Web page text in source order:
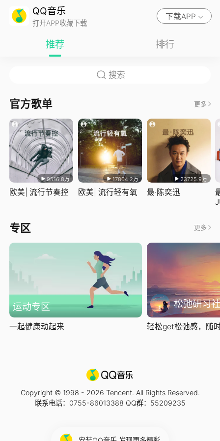
QQ音乐
打开APP收藏下载
下载APP
推荐 排行
官方歌单 更多
9516.8万
欧美| 流行节奏控
17804.2万
欧美| 流行轻有氧
23725.9万
最·陈奕迅
专区 更多
运动专区
一起健康动起来
松弛研习社
轻松get松弛感，随
Copyright © 1998 - 2026 Tencent. All Rights Reserved.
联系电话：0755-86013388 QQ群：55209235